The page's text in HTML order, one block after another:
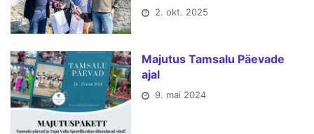
2. okt. 2025
Majutus Tamsalu Päevade
ajal
9. mai 2024